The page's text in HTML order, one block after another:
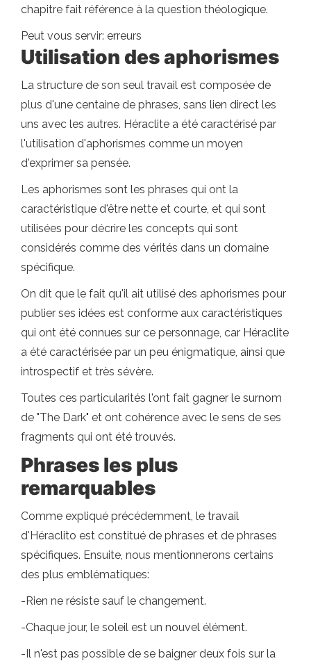
chapitre fait référence à la question théologique.
Peut vous servir: erreurs
Utilisation des aphorismes
La structure de son seul travail est composée de
plus d'une centaine de phrases, sans lien direct les
uns avec les autres. Héraclite a été caractérisé par
l'utilisation d'aphorismes comme un moyen
d'exprimer sa pensée.
Les aphorismes sont les phrases qui ont la
caractéristique d'être nette et courte, et qui sont
utilisées pour décrire les concepts qui sont
considérés comme des vérités dans un domaine
spécifique.
On dit que le fait qu'il ait utilisé des aphorismes pour
publier ses idées est conforme aux caractéristiques
qui ont été connues sur ce personnage, car Héraclite
a été caractérisée par un peu énigmatique, ainsi que
introspectif et très sévère.
Toutes ces particularités l'ont fait gagner le surnom
de "The Dark" et ont cohérence avec le sens de ses
fragments qui ont été trouvés.
Phrases les plus
remarquables
Comme expliqué précédemment, le travail
d'Héraclito est constitué de phrases et de phrases
spécifiques. Ensuite, nous mentionnerons certains
des plus emblématiques:
-Rien ne résiste sauf le changement.
-Chaque jour, le soleil est un nouvel élément.
-Il n'est pas possible de se baigner deux fois sur la